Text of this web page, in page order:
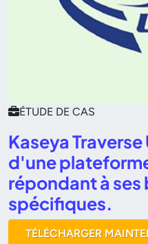
ÉTUDE DE CAS
Kaseya
d'une
répondant à ses
spécifiques.
TÉLÉCHARGER